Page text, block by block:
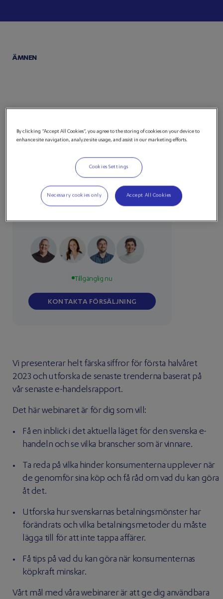
Vi presenterar helt färska siffror för första halvåret
2023 och utforska de senaste trenderna baserat på
vår senaste e-handelsrapport.
Det här webinaret är för dig som vill:
Få en inblick i det aktuella läget för den svenska e-
handeln och se vilka branscher som är vinnare.
Ta reda på vilka hinder konsumenterna upplever när
de genomför sina köp och få råd om vad du kan göra
åt det.
Utforska hur svenskarnas betalningsmönster har
förändrats och vilka betalningsmetoder du måste
lägga till för att inte tappa affärer.
Få tips på vad du kan göra när konsumenternas
köpkraft minskar.
Vårt mål med våra webinarer är att ge dig användbara
ÄMNEN
Förbättra din
Koppla ihop med vår dedikerade
försäljningschef för skräddarsydda
lösningar och smidiga
Tillgänglig nu
KONTAKTA FÖRSÄLJNING
By clicking “Accept All Cookies”, you agree to the storing of cookies on your device to
enhance site navigation, analyze site usage, and assist in our marketing efforts.
Cookies Settings
Necessary cookies only Accept All Cookies